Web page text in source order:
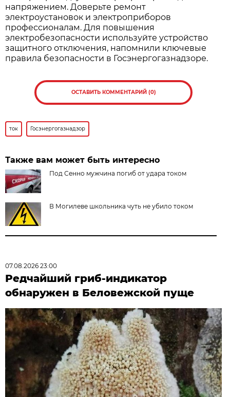
напряжением. Доверьте ремонт
электроустановок и электроприборов
профессионалам. Для повышения
электробезопасности используйте устройство
защитного отключения, напомнили ключевые
правила безопасности в Госэнергогазнадзоре.
ОСТАВИТЬ КОММЕНТАРИЙ (0)
ток Госэнергогазнадзор
Также вам может быть интересно
Под Сенно мужчина погиб от удара током
В Могилеве школьника чуть не убило током
07.08.2026 23:00
Редчайший гриб-индикатор
обнаружен в Беловежской пуще